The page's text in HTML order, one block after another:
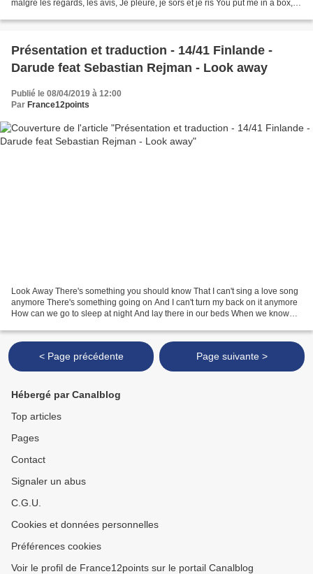
malgré les regards, les avis, Je pleure, je sors et je ris You put me in a box,
Présentation et traduction - 14/41 Finlande -
Darude feat Sebastian Rejman - Look away
Publié le 08/04/2019 à 12:00
Par France12points
Look Away There's something you should know That I can't sing a love song
anymore There's something going on And I can't turn my back on it anymore
How can we go to sleep at night And lay there in our beds When we know
< Page précédente Page suivante >
Hébergé par Canalblog
Top articles
Pages
Contact
Signaler un abus
C.G.U.
Cookies et données personnelles
Préférences cookies
Voir le profil de France12points sur le portail Canalblog